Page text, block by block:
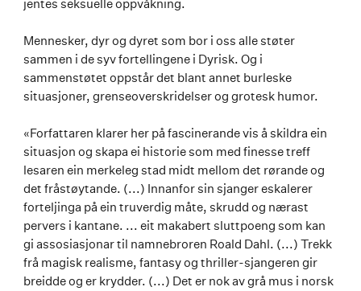
jentes seksuelle oppvåkning.
Mennesker, dyr og dyret som bor i oss alle støter
sammen i de syv fortellingene i Dyrisk. Og i
sammenstøtet oppstår det blant annet burleske
situasjoner, grenseoverskridelser og grotesk humor.
«Forfattaren klarer her på fascinerande vis å skildra ein
situasjon og skapa ei historie som med finesse treff
lesaren ein merkeleg stad midt mellom det rørande og
det fråstøytande. (...) Innanfor sin sjanger eskalerer
forteljinga på ein truverdig måte, skrudd og nærast
pervers i kantane. ... eit makabert sluttpoeng som kan
gi assosiasjonar til namnebroren Roald Dahl. (...) Trekk
frå magisk realisme, fantasy og thriller-sjangeren gir
breidde og er krydder. (...) Det er nok av grå mus i norsk